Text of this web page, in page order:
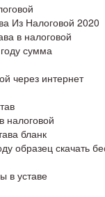
Из Налоговой 2020
в налоговой
сумма
через интернет
налоговой
бланк
образец скачать
в уставе